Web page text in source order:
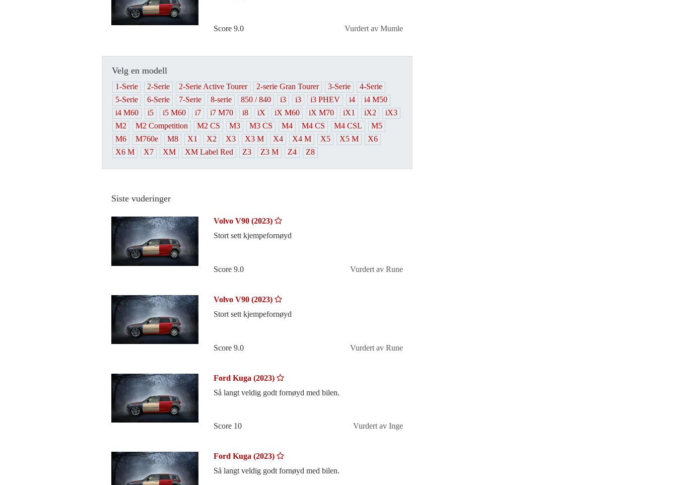
Score 9.0 Vurdert av Mumle
Velg en modell
1-Serie 2-Serie 2-Serie Active Tourer 2-serie Gran Tourer 3-Serie
4-Serie
5-Serie
6-Serie 7-Serie 8-serie 850 / 840 i3 i3 i3 PHEV i4
i4 M50
i4 M60
i5 i5 M60 i7 i7 M70 i8 iX iX M60 iX M70 iX1 iX2
iX3
M2
M2 Competition M2 CS M3 M3 CS M4 M4 CS M4 CSL
M5
M6
M760e M8 X1 X2 X3 X3 M X4 X4 M X5 X5 M
X6
X6 M
X7 XM XM Label Red Z3 Z3 M Z4 Z8
Siste vuderinger
Volvo V90 (2023)
Stort sett kjempefornøyd
Score 9.0 Vurdert av Rune
Volvo V90 (2023)
Stort sett kjempefornøyd
Score 9.0 Vurdert av Rune
Ford Kuga (2023)
Så langt veldig godt fornøyd med bilen.
Score 10 Vurdert av Inge
Ford Kuga (2023)
Så langt veldig godt fornøyd med bilen.